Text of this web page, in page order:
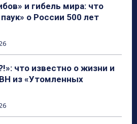
и гибель мира: что
о России 500 лет
что известно о жизни и
из «Утомленных